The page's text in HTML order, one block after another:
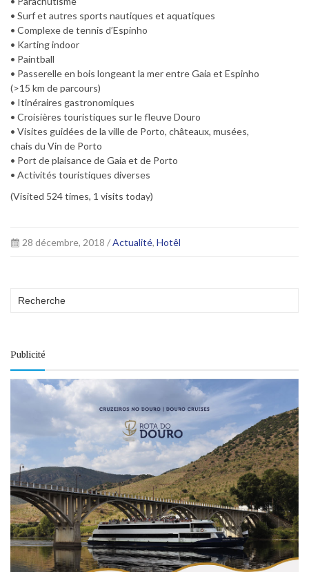
• Surf et autres sports nautiques et aquatiques
• Complexe de tennis d’Espinho
• Karting indoor
• Paintball
• Passerelle en bois longeant la mer entre Gaia et Espinho
(>15 km de parcours)
• Itinéraires gastronomiques
• Croisières touristiques sur le fleuve Douro
• Visites guidées de la ville de Porto, châteaux, musées,
chais du Vin de Porto
• Port de plaisance de Gaia et de Porto
• Activités touristiques diverses
(Visited 524 times, 1 visits today)
28 décembre, 2018 /Actualité, Hotêl
Publicité